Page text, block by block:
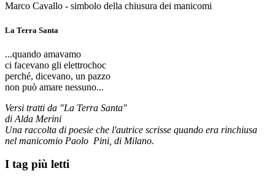
Marco Cavallo - simbolo della chiusura dei manicomi
La Terra Santa
...quando amavamo
ci facevano gli elettrochoc
perché, dicevano, un pazzo
non può amare nessuno...
Versi tratti da "La Terra Santa"
di Alda Merini
Una raccolta di poesie che l'autrice scrisse quando era rinchiusa
nel manicomio Paolo Pini, di Milano.
I tag più letti